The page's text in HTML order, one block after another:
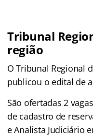
Tribunal
região
O Tribunal Regional
publicou o edital de
São ofertadas 2
de cadastro de
e Analista Judiciário